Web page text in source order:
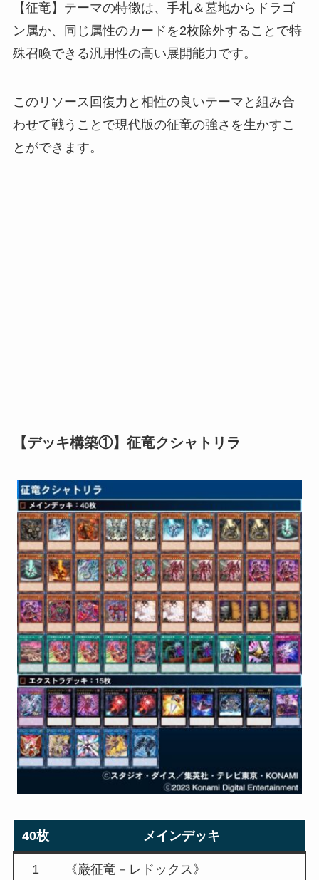
【征竜】テーマの特徴は、手札＆墓地からドラゴ
ン属か、同じ属性のカードを2枚除外することで特
殊召喚できる汎用性の高い展開能力です。
このリソース回復力と相性の良いテーマと組み合
わせて戦うことで現代版の征竜の強さを生かすこ
とができます。
【デッキ構築①】征竜クシャトリラ
40枚 メインデッキ
1 《巌征竜－レドックス》